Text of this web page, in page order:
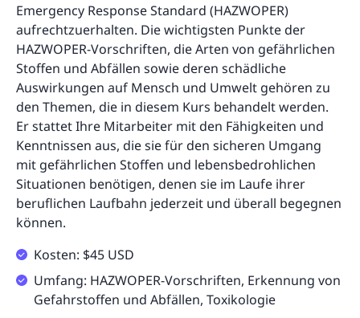
Emergency Response Standard (HAZWOPER)
aufrechtzuerhalten. Die wichtigsten Punkte der
HAZWOPER-Vorschriften, die Arten von gefährlichen
Stoffen und Abfällen sowie deren schädliche
Auswirkungen auf Mensch und Umwelt gehören zu
den Themen, die in diesem Kurs behandelt werden.
Er stattet Ihre Mitarbeiter mit den Fähigkeiten und
Kenntnissen aus, die sie für den sicheren Umgang
mit gefährlichen Stoffen und lebensbedrohlichen
Situationen benötigen, denen sie im Laufe ihrer
beruflichen Laufbahn jederzeit und überall begegnen
können.
Kosten: $45 USD
Umfang: HAZWOPER-Vorschriften, Erkennung von
Gefahrstoffen und Abfällen, Toxikologie